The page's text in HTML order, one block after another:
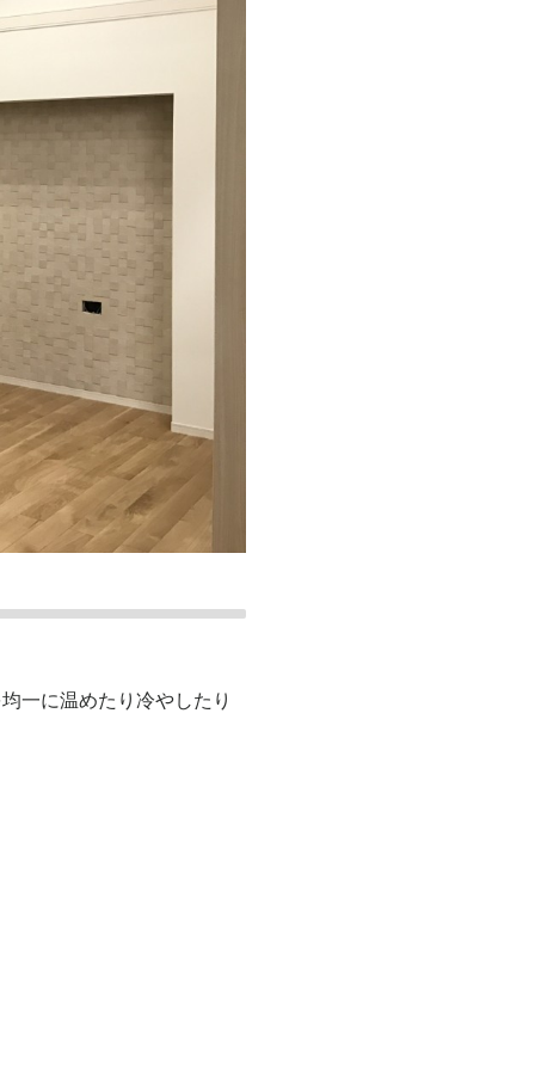
一に温めたり冷やしたり